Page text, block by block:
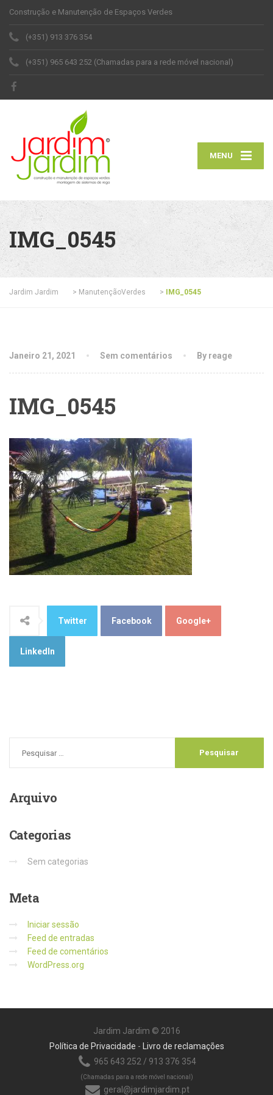
Construção e Manutenção de Espaços Verdes
(+351) 913 376 354
(+351) 965 643 252 (Chamadas para a rede móvel nacional)
MENU
IMG_0545
Jardim Jardim > ManutençãoVerdes > IMG_0545
Janeiro 21, 2021 Sem comentários By reage
IMG_0545
Twitter Facebook Google+
LinkedIn
Arquivo
Categorias
Sem categorias
Meta
Iniciar sessão
Feed de entradas
Feed de comentários
WordPress.org
Jardim Jardim © 2016
Política de Privacidade -
Livro de reclamações
965 643 252 / 913 376 354
(Chamadas para a rede móvel nacional)
geral@jardimjardim.pt